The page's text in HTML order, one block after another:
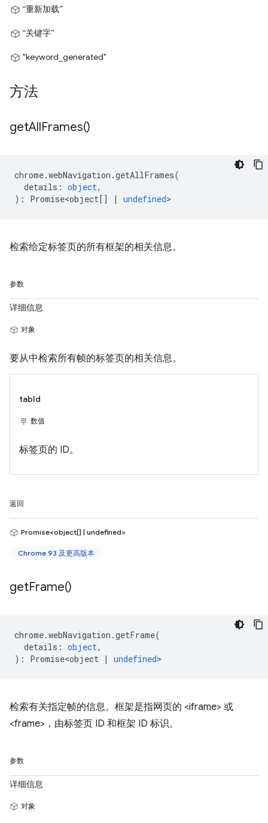
“重新加载”
“关键字”
"keyword_generated"
方法
getAllFrames()
chrome.webNavigation .getAllFrames(
details : object,
) : Promise<object[] | undefined>
检索给定标签页的所有框架的相关信息。
参数
详细信息
对象
要从中检索所有帧的标签页的相关信息。
tabId
数值
标签页的 ID。
返回
Promise<object[] | undefined>
Chrome 93 及更高版本
getFrame()
chrome.webNavigation .getFrame(
details : object,
) : Promise<object | undefined>
检索有关指定帧的信息。框架是指网页的 <iframe> 或
<frame>，由标签页 ID 和框架 ID 标识。
参数
详细信息
对象